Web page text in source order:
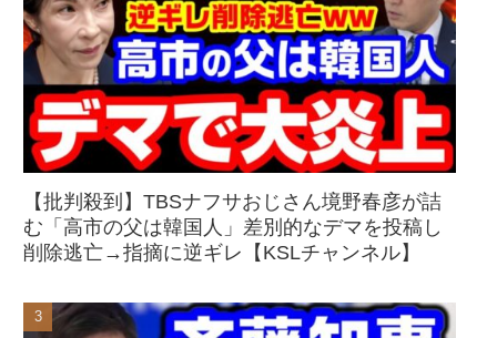
【批判殺到】TBSナフサおじさん境野春彦が詰
む「高市の父は韓国人」差別的なデマを投稿し
削除逃亡→指摘に逆ギレ【KSLチャンネル】